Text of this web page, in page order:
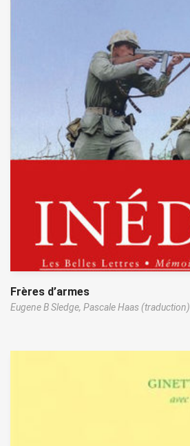
Frères d’armes
Eugene B Sledge, Pascale Haas (traduction)